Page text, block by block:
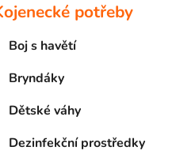
potřeby
Boj s havětí
Bryndáky
Dětské váhy
Dezinfekční prostředky